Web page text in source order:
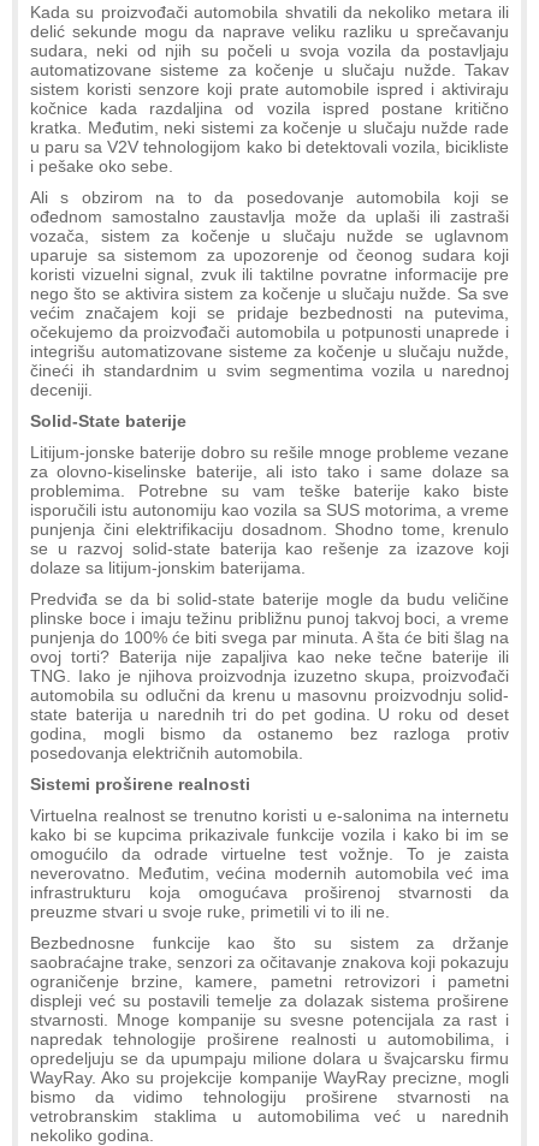
Kada su proizvođači automobila shvatili da nekoliko metara ili
delić sekunde mogu da naprave veliku razliku u sprečavanju
sudara, neki od njih su počeli u svoja vozila da postavljaju
automatizovane sisteme za kočenje u slučaju nužde. Takav
sistem koristi senzore koji prate automobile ispred i aktiviraju
kočnice kada razdaljina od vozila ispred postane kritično
kratka. Međutim, neki sistemi za kočenje u slučaju nužde rade
u paru sa V2V tehnologijom kako bi detektovali vozila, bicikliste
i pešake oko sebe.
Ali s obzirom na to da posedovanje automobila koji se
ođednom samostalno zaustavlja može da uplaši ili zastraši
vozača, sistem za kočenje u slučaju nužde se uglavnom
uparuje sa sistemom za upozorenje od čeonog sudara koji
koristi vizuelni signal, zvuk ili taktilne povratne informacije pre
nego što se aktivira sistem za kočenje u slučaju nužde. Sa sve
većim značajem koji se pridaje bezbednosti na putevima,
očekujemo da proizvođači automobila u potpunosti unaprede i
integrišu automatizovane sisteme za kočenje u slučaju nužde,
čineći ih standardnim u svim segmentima vozila u narednoj
deceniji.
Solid-State baterije
Litijum-jonske baterije dobro su rešile mnoge probleme vezane
za olovno-kiselinske baterije, ali isto tako i same dolaze sa
problemima. Potrebne su vam teške baterije kako biste
isporučili istu autonomiju kao vozila sa SUS motorima, a vreme
punjenja čini elektrifikaciju dosadnom. Shodno tome, krenulo
se u razvoj solid-state baterija kao rešenje za izazove koji
dolaze sa litijum-jonskim baterijama.
Predviđa se da bi solid-state baterije mogle da budu veličine
plinske boce i imaju težinu približnu punoj takvoj boci, a vreme
punjenja do 100% će biti svega par minuta. A šta će biti šlag na
ovoj torti? Baterija nije zapaljiva kao neke tečne baterije ili
TNG. Iako je njihova proizvodnja izuzetno skupa, proizvođači
automobila su odlučni da krenu u masovnu proizvodnju solid-
state baterija u narednih tri do pet godina. U roku od deset
godina, mogli bismo da ostanemo bez razloga protiv
posedovanja električnih automobila.
Sistemi proširene realnosti
Virtuelna realnost se trenutno koristi u e-salonima na internetu
kako bi se kupcima prikazivale funkcije vozila i kako bi im se
omogućilo da odrade virtuelne test vožnje. To je zaista
neverovatno. Međutim, većina modernih automobila već ima
infrastrukturu koja omogućava proširenoj stvarnosti da
preuzme stvari u svoje ruke, primetili vi to ili ne.
Bezbednosne funkcije kao što su sistem za držanje
saobraćajne trake, senzori za očitavanje znakova koji pokazuju
ograničenje brzine, kamere, pametni retrovizori i pametni
displeji već su postavili temelje za dolazak sistema proširene
stvarnosti. Mnoge kompanije su svesne potencijala za rast i
napredak tehnologije proširene realnosti u automobilima, i
opredeljuju se da upumpaju milione dolara u švajcarsku firmu
WayRay. Ako su projekcije kompanije WayRay precizne, mogli
bismo da vidimo tehnologiju proširene stvarnosti na
vetrobranskim staklima u automobilima već u narednih
nekoliko godina.